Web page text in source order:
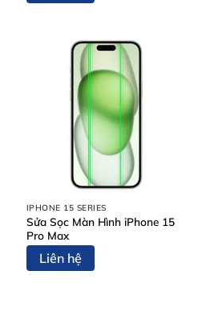
IPHONE 15 SERIES
Sửa Sọc Màn Hình iPhone 15
Pro Max
Liên hệ